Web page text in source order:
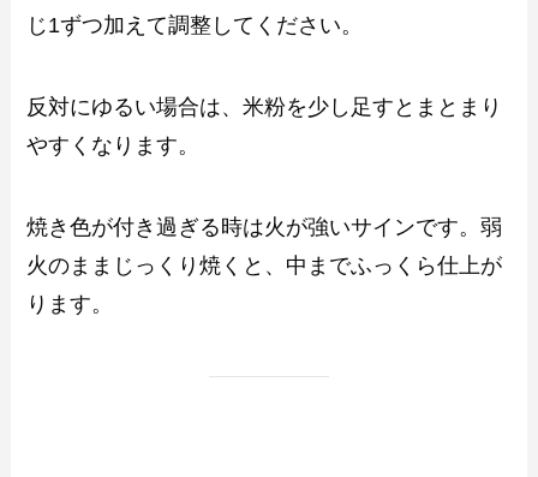
じ1ずつ加えて調整してください。
反対にゆるい場合は、米粉を少し足すとまとまり
やすくなります。
焼き色が付き過ぎる時は火が強いサインです。弱
火のままじっくり焼くと、中までふっくら仕上が
ります。